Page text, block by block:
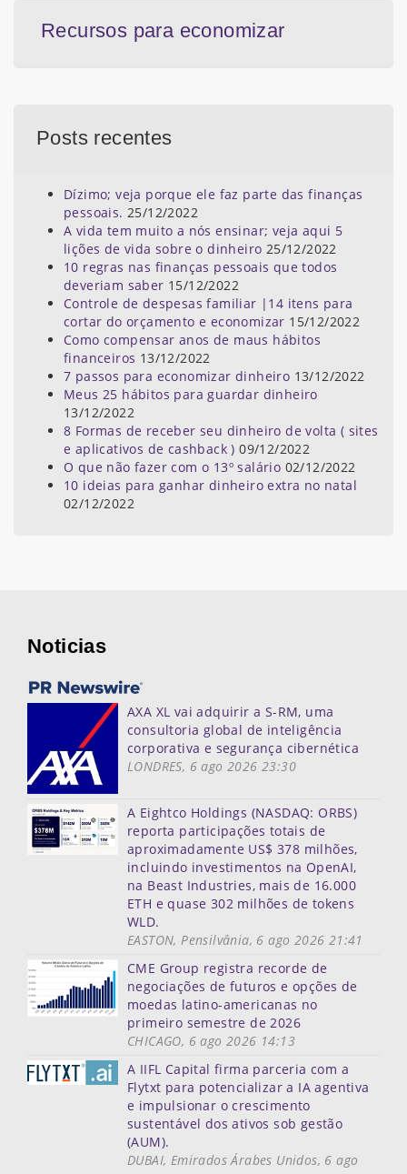
Recursos para economizar
Posts recentes
Dízimo; veja porque ele faz parte das finanças
pessoais. 25/12/2022
A vida tem muito a nós ensinar; veja aqui 5
lições de vida sobre o dinheiro 25/12/2022
10 regras nas finanças pessoais que todos
deveriam saber 15/12/2022
Controle de despesas familiar |14 itens para
cortar do orçamento e economizar 15/12/2022
Como compensar anos de maus hábitos
financeiros 13/12/2022
7 passos para economizar dinheiro 13/12/2022
Meus 25 hábitos para guardar dinheiro
13/12/2022
8 Formas de receber seu dinheiro de volta ( sites
e aplicativos de cashback ) 09/12/2022
O que não fazer com o 13º salário 02/12/2022
10 ideias para ganhar dinheiro extra no natal
02/12/2022
Noticias
AXA XL vai adquirir a S-RM, uma
consultoria global de inteligência
corporativa e segurança cibernética
LONDRES, 6 ago 2026 23:30
A Eightco Holdings (NASDAQ: ORBS)
reporta participações totais de
aproximadamente US$ 378 milhões,
incluindo investimentos na OpenAI,
na Beast Industries, mais de 16.000
ETH e quase 302 milhões de tokens
WLD.
EASTON, Pensilvânia, 6 ago 2026 21:41
CME Group registra recorde de
negociações de futuros e opções de
moedas latino-americanas no
primeiro semestre de 2026
CHICAGO, 6 ago 2026 14:13
A IIFL Capital firma parceria com a
Flytxt para potencializar a IA agentiva
e impulsionar o crescimento
sustentável dos ativos sob gestão
(AUM).
DUBAI, Emirados Árabes Unidos, 6 ago